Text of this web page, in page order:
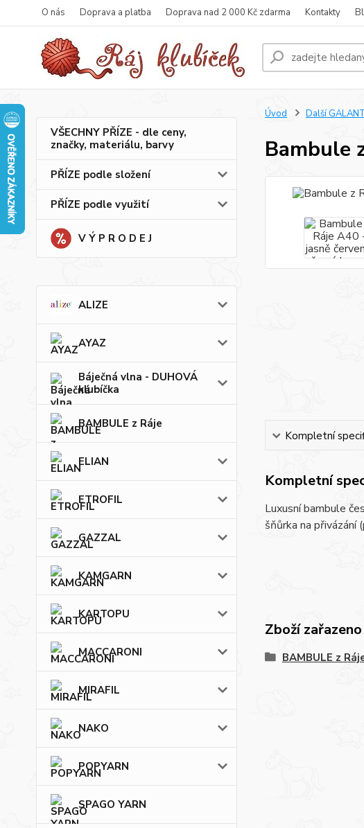
O nás Doprava a platba Doprava nad 2 000 Kč zdarma Kontakty
VŠECHNY PŘÍZE - dle ceny,
značky, materiálu, barvy
PŘÍZE podle složení
PŘÍZE podle využití
V Ý P R O D E J
ALIZE
AYAZ
Báječná vlna - DUHOVÁ
klubíčka
BAMBULE z Ráje
ELIAN
ETROFIL
GAZZAL
KAMGARN
KARTOPU
MACCARONI
MIRAFIL
NAKO
POPYARN
SPAGO YARN
Úvod Další
Bambule
Kompletní
Kompletní
Luxusní bambule
šňůrka na přivázání
Zboží
BAMBULE z